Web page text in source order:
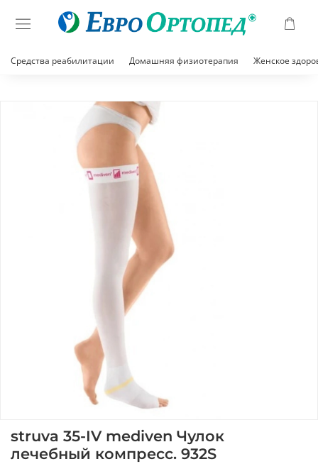
Средства реабилитации Домашняя физиотерапия Женское
struva 35-IV mediven Чулок
лечебный компресс. 932S